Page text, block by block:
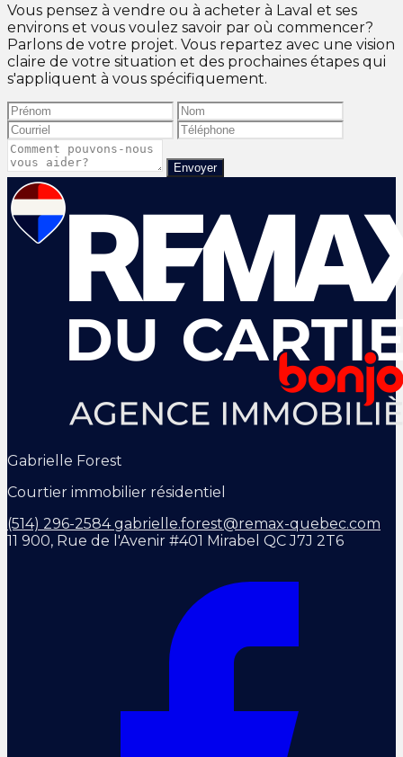
Vous pensez à vendre ou à acheter à Laval et ses
environs et vous voulez savoir par où commencer?
Parlons de votre projet. Vous repartez avec une vision
claire de votre situation et des prochaines étapes qui
s'appliquent à vous spécifiquement.
Envoyer
Gabrielle Forest
Courtier immobilier résidentiel
(514) 296-2584gabrielle.forest@remax-quebec.com
11 900, Rue de l'Avenir #401 Mirabel QC J7J 2T6